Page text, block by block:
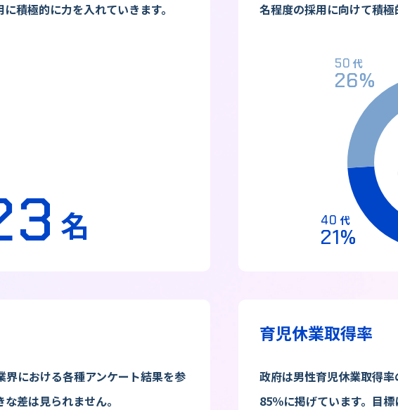
積極的に力を入れていきます。
名
名程度の採用に向けて積極
40 代
21%
50 代
26%
における各種アンケート結果を参
差は見られません。
育児休業取得率
政府は男性育児休業取得
85％に掲げています。目